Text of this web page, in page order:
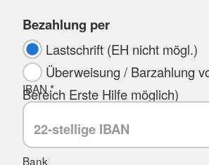
Bezahlung per
Lastschrift (EH nicht mögl.)
Überweisung / Barzahlung
Bereich Erste Hilfe möglich)
IBAN *
Bank